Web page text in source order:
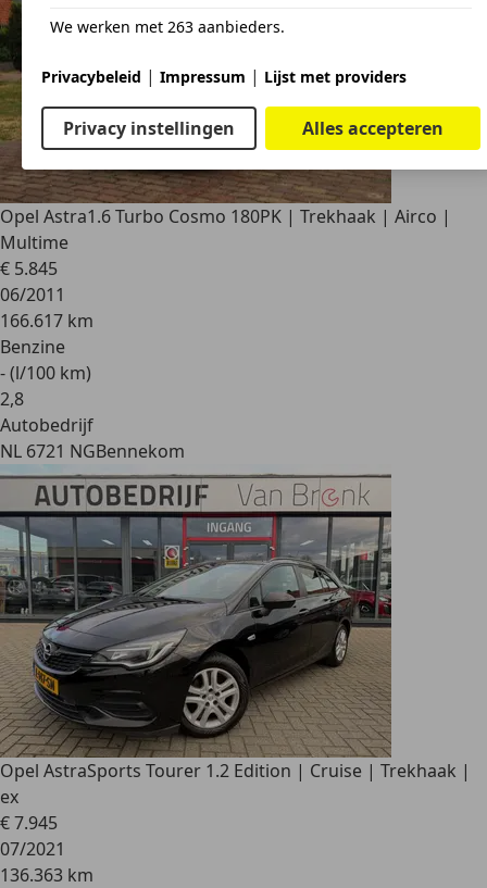
Opel Astra1.6 Turbo Cosmo 180PK | Trekhaak | Airco |
Multime
€ 5.845
06/2011
166.617 km
Benzine
- (l/100 km)
2,8
Autobedrijf
NL 6721 NGBennekom
Opel AstraSports Tourer 1.2 Edition | Cruise | Trekhaak |
ex
€ 7.945
07/2021
136.363 km
We werken met 263 aanbieders.
Privacybeleid | Impressum | Lijst met providers
Privacy instellingen Alles accepteren